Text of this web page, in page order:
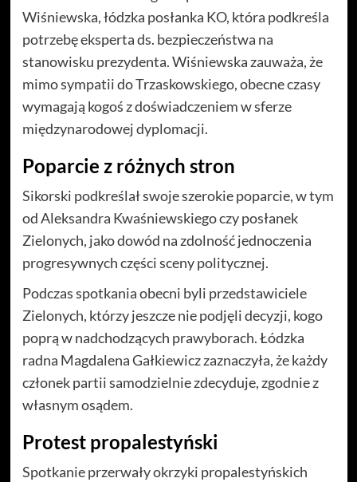
Wiśniewska, łódzka posłanka KO, która podkreśla
potrzebę eksperta ds. bezpieczeństwa na
stanowisku prezydenta. Wiśniewska zauważa, że
mimo sympatii do Trzaskowskiego, obecne czasy
wymagają kogoś z doświadczeniem w sferze
międzynarodowej dyplomacji.
Poparcie z różnych stron
Sikorski podkreślał swoje szerokie poparcie, w tym
od Aleksandra Kwaśniewskiego czy posłanek
Zielonych, jako dowód na zdolność jednoczenia
progresywnych części sceny politycznej.
Podczas spotkania obecni byli przedstawiciele
Zielonych, którzy jeszcze nie podjęli decyzji, kogo
poprą w nadchodzących prawyborach. Łódzka
radna Magdalena Gałkiewicz zaznaczyła, że każdy
członek partii samodzielnie zdecyduje, zgodnie z
własnym osądem.
Protest propalestyński
Spotkanie przerwały okrzyki propalestyńskich